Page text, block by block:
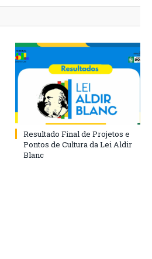
Resultado Final de Projetos e
Pontos de Cultura da Lei Aldir
Blanc